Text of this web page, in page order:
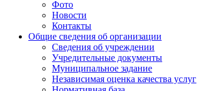
Фото
Новости
Контакты
Общие сведения об организации
Сведения об учреждении
Учредительные документы
Муниципальное задание
Независимая оценка качества услуг